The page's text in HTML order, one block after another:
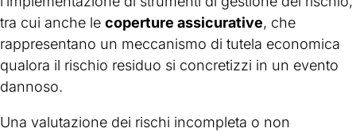
tra cui anche le coperture assicurative, che
rappresentano un meccanismo di tutela economica
qualora il rischio residuo si concretizzi in un evento
dannoso.
Una valutazione dei rischi incompleta o non